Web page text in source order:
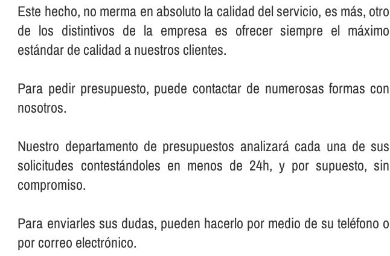
Este hecho, no merma en absoluto la calidad del servicio, es más, otro
de los distintivos de la empresa es ofrecer siempre el máximo
estándar de calidad a nuestros clientes.
Para pedir presupuesto, puede contactar de numerosas formas con
nosotros.
Nuestro departamento de presupuestos analizará cada una de sus
solicitudes contestándoles en menos de 24h, y por supuesto, sin
compromiso.
Para enviarles sus dudas, pueden hacerlo por medio de su teléfono o
por correo electrónico.